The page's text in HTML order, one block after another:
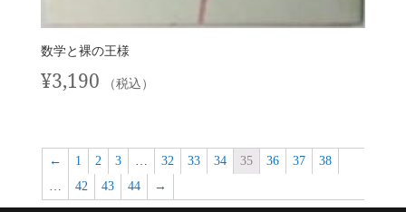
数学と裸の王様
¥3,190 （税込）
← 1 2 3 … 32 33 34 35 36 37
38
…
42 43 44 →